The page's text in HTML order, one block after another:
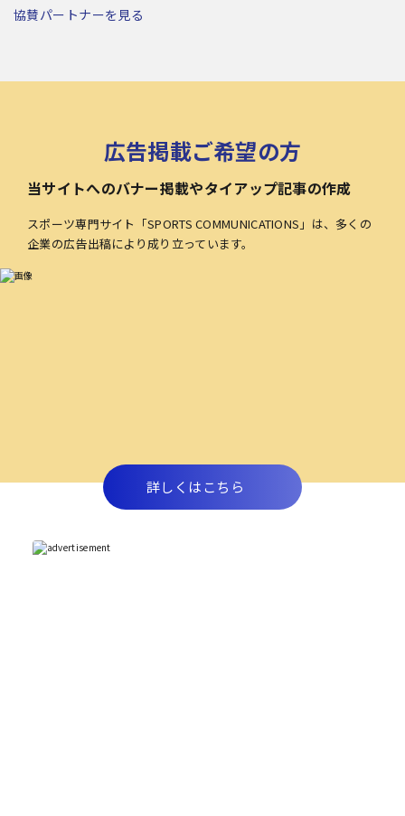
協賛パートナーを見る
広告掲載ご希望の方
当サイトへのバナー掲載やタイアップ記事の作成
スポーツ専門サイト「SPORTS COMMUNICATIONS」は、多くの
企業の広告出稿により成り立っています。
詳しくはこちら